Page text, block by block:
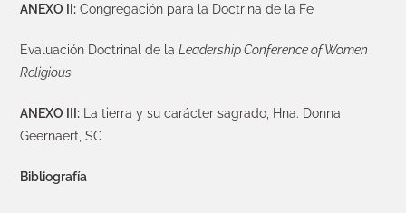
ANEXO II: Congregación para la Doctrina de la Fe
Evaluación Doctrinal de laLeadership Conference of Women
Religious
ANEXO III: La tierra y su carácter sagrado, Hna. Donna
Geernaert, SC
Bibliografía